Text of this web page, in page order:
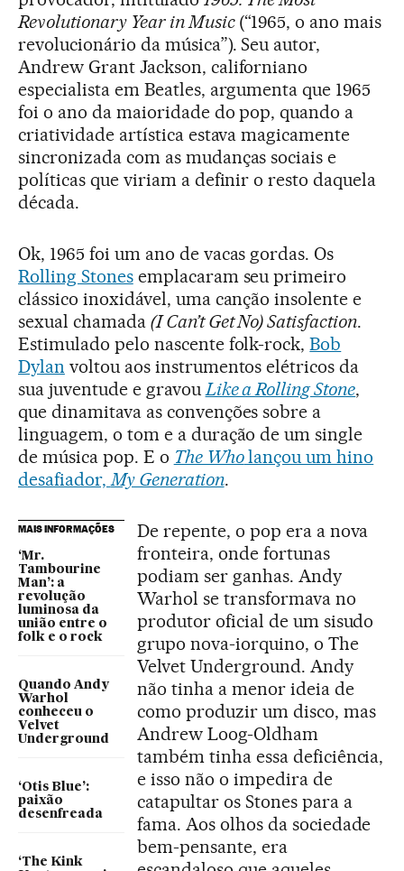
Revolutionary Year in Music(“1965, o ano mais
revolucionário da música”). Seu autor,
Andrew Grant Jackson, californiano
especialista em Beatles, argumenta que 1965
foi o ano da maioridade do pop, quando a
criatividade artística estava magicamente
sincronizada com as mudanças sociais e
políticas que viriam a definir o resto daquela
década.
Ok, 1965 foi um ano de vacas gordas. Os
Rolling Stonesemplacaram seu primeiro
clássico inoxidável, uma canção insolente e
sexual chamada (I Can’t Get No) Satisfaction.
Estimulado pelo nascente folk-rock,Bob
Dylan voltou aos instrumentos elétricos da
sua juventude e gravouLike a Rolling Stone,
que dinamitava as convenções sobre a
linguagem, o tom e a duração de um single
de música pop. E o The Wholançou um hino
desafiador,My Generation.
MAIS INFORMAÇÕES
‘Mr.
Tambourine
Man’: a
revolução
luminosa da
união entre o
folk e o rock
Quando Andy
Warhol
conheceu o
Velvet
Underground
‘Otis Blue’:
paixão
desenfreada
‘The Kink
De repente, o pop era a nova
fronteira, onde fortunas
podiam ser ganhas. Andy
Warhol se transformava no
produtor oficial de um sisudo
grupo nova-iorquino, o The
Velvet Underground. Andy
não tinha a menor ideia de
como produzir um disco, mas
Andrew Loog-Oldham
também tinha essa deficiência,
e isso não o impedira de
catapultar os Stones para a
fama. Aos olhos da sociedade
bem-pensante, era